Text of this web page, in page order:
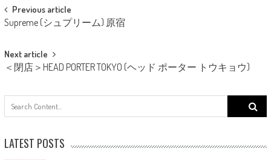
Post
navigation
Previous article
Supreme (シュプリーム) 原宿
Next article
＜閉店＞HEAD PORTER TOKYO (ヘッド ポーター トウキョウ)
Search
for:
LATEST POSTS